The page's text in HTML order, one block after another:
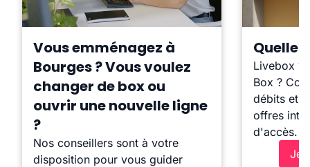
Vous emménagez à
Bourges ? Vous voulez
changer de box ou
ouvrir une nouvelle ligne
?
Nos conseillers sont à votre
disposition pour vous guider
Quelle
Livebox ?
Box ?
débits et
offres
d'accès.
Je